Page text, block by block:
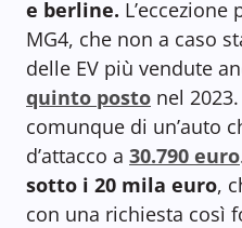
e berline.
MG4, che non a caso
delle EV più vendute
quinto posto nel
comunque di un’auto
d’attacco a 30.790 euro
sotto i 20 mila euro,
con una richiesta così